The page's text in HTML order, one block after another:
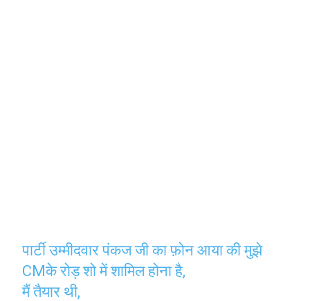
पार्टी उम्मीदवार पंकज जी का फ़ोन आया की मुझे
CMके रोड़ शो में शामिल होना है,
मैं तैयार थी,